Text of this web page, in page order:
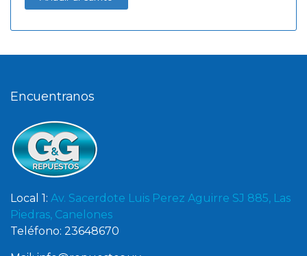
Encuentranos
Local 1: Av. Sacerdote Luis Perez Aguirre SJ 885, Las
Piedras, Canelones
Teléfono: 23648670